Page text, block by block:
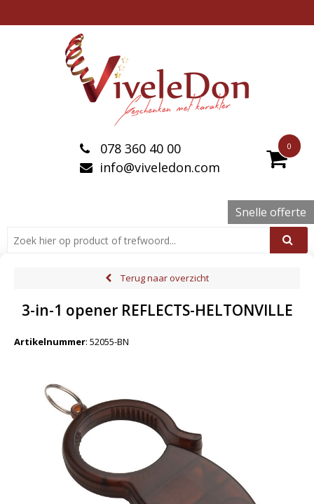
0
078 360 40 00
info@viveledon.com
Snelle offerte
Terug naar overzicht
3-in-1 opener REFLECTS-HELTONVILLE
Artikelnummer: 52055-BN